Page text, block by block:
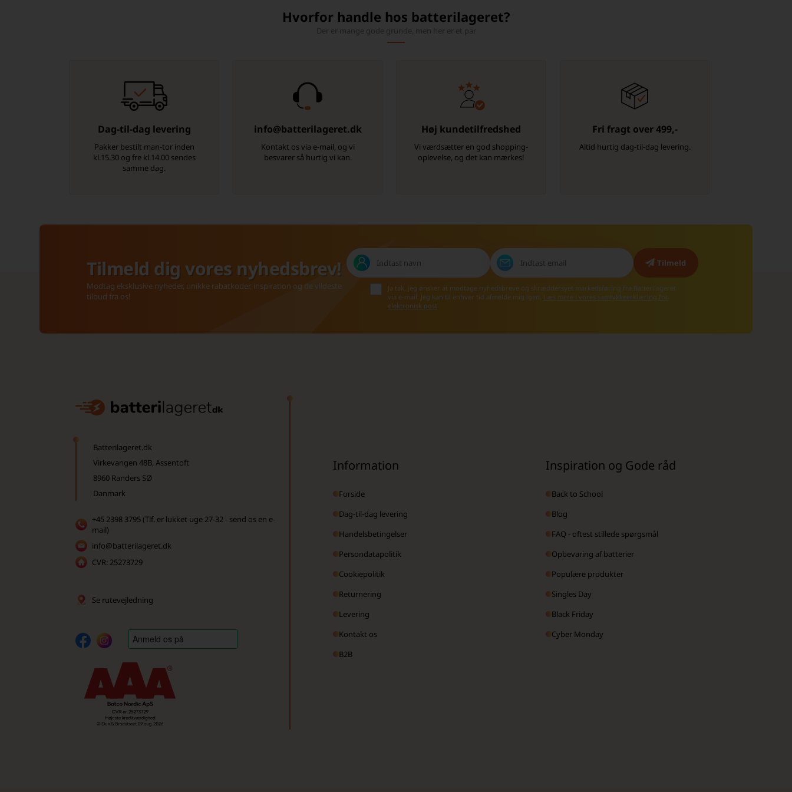
Hvorfor handle hos batterilageret?
Dag-til-dag levering
Pakker bestilt man-tor inden
kl.15.30 og fre kl.14.00 sendes
samme dag.
info@batterilageret.dk
Kontakt os via e-mail, og vi
besvarer så hurtig vi kan.
Høj kundetilfredshed
Vi værdsætter en god shopping-
oplevelse, og det kan mærkes!
Fri fragt over 499,-
Altid hurtig dag-til-dag levering.
Tilmeld dig vores nyhedsbrev!
Modtag eksklusive nyheder, unikke rabatkoder, inspiration og de vildeste
tilbud fra os!
Ja tak, jeg ønsker at modtage nyhedsbreve og skræddersyet markedsføring fra Batterilageret
via e-mail. Jeg kan til enhver tid afmelde mig igen. Læs mere i vores samtykkeerklæring for
elektronisk post
Batterilageret.dk
Virkevangen 48B, Assentoft
8960 Randers SØ
Danmark
+45 2398 3795 (Tlf. er lukket uge 27-32 - send os en e-
mail)
info@batterilageret.dk
CVR: 25273729
Se rutevejledning
Information
Forside
Dag-til-dag levering
Handelsbetingelser
Persondatapolitik
Cookiepolitik
Returnering
Levering
Kontakt os
B2B
Inspiration og Gode råd
Back to School
Blog
FAQ - oftest stillede spørgsmål
Opbevaring af batterier
Populære produkter
Singles Day
Black Friday
Cyber Monday